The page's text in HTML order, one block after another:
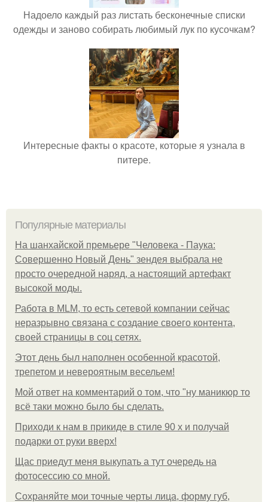
Надоело каждый раз листать бесконечные списки
одежды и заново собирать любимый лук по кусочкам?
Интересные факты о красоте, которые я узнала в
питере.
Популярные материалы
На шанхайской премьере "Человека - Паука:
Совершенно Новый День" зендея выбрала не
просто очередной наряд, а настоящий артефакт
высокой моды.
Работа в MLM, то есть сетевой компании сейчас
неразрывно связана с создание своего контента,
своей страницы в соц сетях.
Этот день был наполнен особенной красотой,
трепетом и невероятным весельем!
Мой ответ на комментарий о том, что "ну маникюр то
всё таки можно было бы сделать.
Приходи к нам в прикиде в стиле 90 х и получай
подарки от руки вверх!
Щас приедут меня выкупать а тут очередь на
фотосессию со мной.
Сохраняйте мои точные черты лица, форму губ,